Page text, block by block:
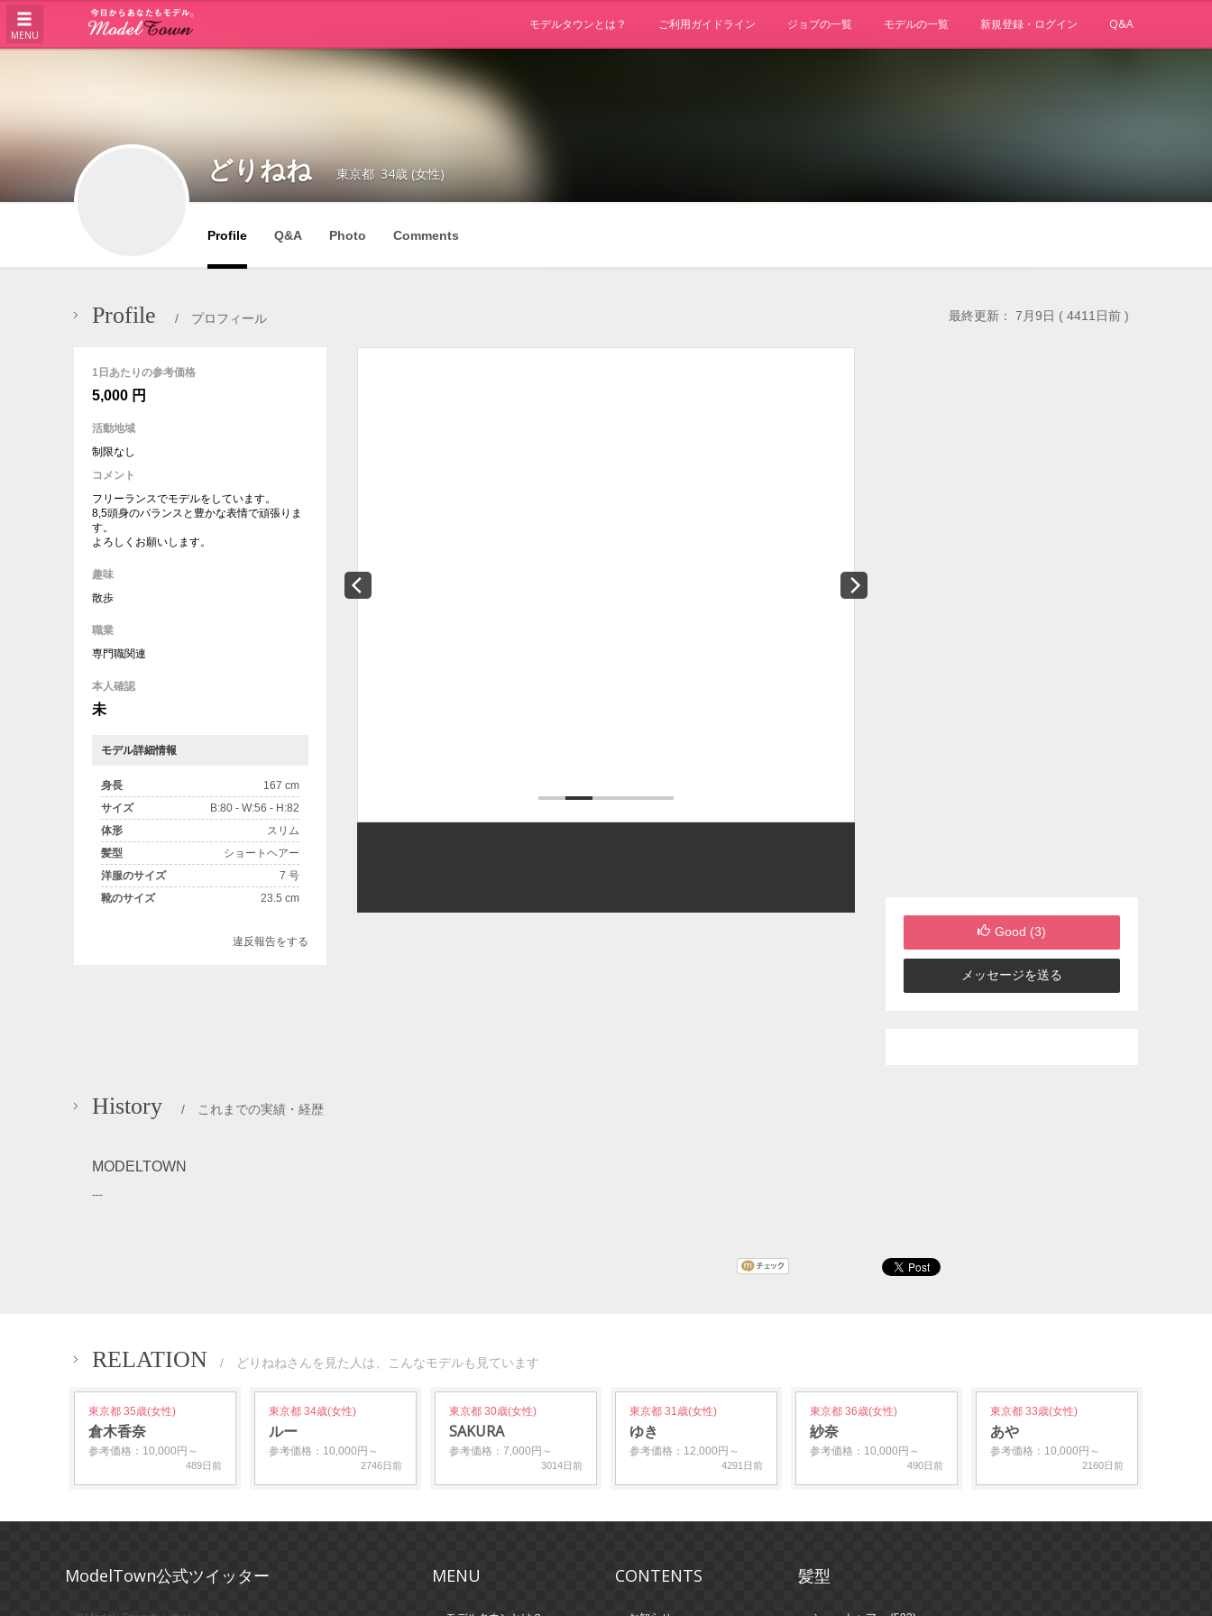
MENU
モデルタウンとは？ ご利用ガイドライン ジョブの一覧 モデルの一覧 新規登録・ログイン Q&A
どりねね 東京都 34歳 (女性)
Profile Q&A Photo Comments
Profile / プロフィール 最終更新： 7月9日 ( 4411日前 )
1日あたりの参考価格
5,000 円
活動地域
制限なし
コメント
フリーランスでモデルをしています。
8,5頭身のバランスと豊かな表情で頑張りま
す。
よろしくお願いします。
趣味
散歩
職業
専門職関連
本人確認
未
モデル詳細情報
身長
167 cm
サイズ
B:80 - W:56 - H:82
体形
スリム
髪型
ショートヘアー
洋服のサイズ
7 号
靴のサイズ
23.5 cm
違反報告をする
Good (3)
メッセージを送る
History / これまでの実績・経歴
MODELTOWN
---
RELATION / どりねねさんを見た人は、こんなモデルも見ています
東京都 35歳(女性)
倉木香奈
参考価格：10,000円～
489日前
東京都 34歳(女性)
ルー
参考価格：10,000円～
2746日前
東京都 30歳(女性)
SAKURA
参考価格：7,000円～
3014日前
東京都 31歳(女性)
ゆき
参考価格：12,000円～
4291日前
東京都 36歳(女性)
紗奈
参考価格：10,000円～
490日前
東京都 33歳(女性)
あや
参考価格：10,000円～
2160日前
ModelTown公式ツイッター MENU CONTENTS 髪型